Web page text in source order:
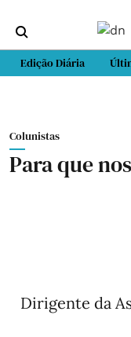
Edição Diária
Colunistas
Para que
Dirigente da